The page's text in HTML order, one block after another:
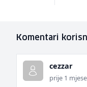
Komentari
cezzar
prije 1